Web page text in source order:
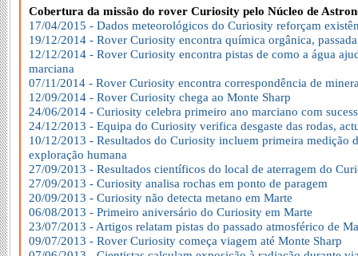
Cobertura da missão do rover Curiosity pelo Núcleo de
17/04/2015 - Dados meteorológicos do Curiosity reforçam
19/12/2014 - Rover Curiosity encontra química orgânica,
12/12/2014 - Rover Curiosity encontra pistas de como a água
marciana
07/11/2014 - Rover Curiosity encontra correspondência de
12/09/2014 - Rover Curiosity chega ao Monte Sharp
24/06/2014 - Curiosity celebra primeiro ano marciano com
24/12/2013 - Equipa do Curiosity verifica desgaste das rodas,
10/12/2013 - Resultados do Curiosity incluem primeira medição
exploração humana
27/09/2013 - Resultados científicos do local de aterragem do
27/09/2013 - Curiosity analisa rochas em ponto de paragem
20/09/2013 - Curiosity não detecta metano em Marte
06/08/2013 - Primeiro aniversário do Curiosity em Marte
23/07/2013 - Artigos relatam pistas do passado atmosférico de
09/07/2013 - Rover Curiosity começa viagem até Monte Sharp